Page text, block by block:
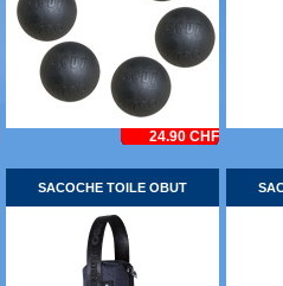
24.90 CHF
SACOCHE TOILE OBUT